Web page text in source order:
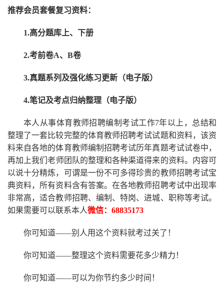
推荐会员套餐复习资料：
1.高分题库上、下册
2.考前卷A、B卷
3.真题系列及强化练习更新（电子版）
4.笔记及考点归纳整理（电子版）
本人从事体育教师招聘编制考试工作7年以上，总结和
整理了一套比较完整的体育教师招聘考试试题和资料，该资
料来自各地的体育教师编制招聘考试历年真题考试试卷中，
再加上我们老师 团队的整理和各种渠道得来的资料。内容可
以说十分精炼，可谓是一份不可多得珍贵的教师招聘考试宝
典资料，所有资料含有答案。在各地教师招聘考试中出现率
非常高，适合教师招聘、编制、特岗、进城、职称等考试。
如果需要可以联系本人微信： 68835173
你可知道——别人用这个资料就考过关了！
你可知道——整理这个资料需要花多少精力 ！
你可知道——可以为你节约多少时间！